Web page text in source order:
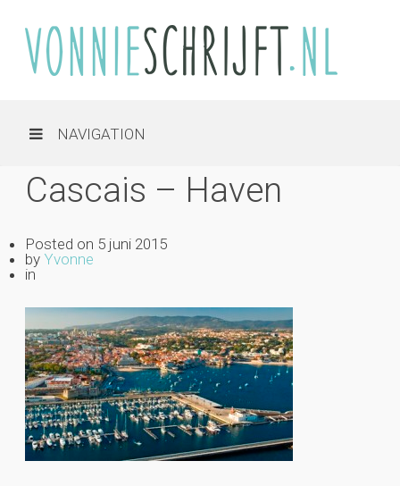
NAVIGATION
Cascais – Haven
Posted on 5 juni 2015
by Yvonne
in